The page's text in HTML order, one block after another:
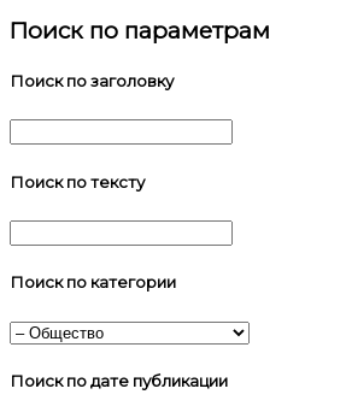
Поиск по параметрам
Поиск по заголовку
Поиск по тексту
Поиск по категории
Поиск по дате публикации